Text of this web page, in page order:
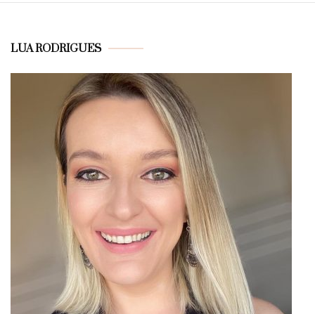
LUA RODRIGUES